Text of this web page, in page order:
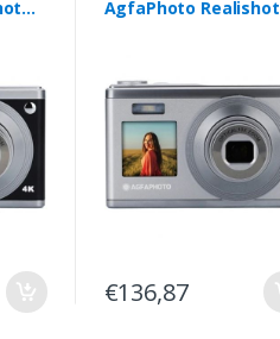
AgfaPhoto Realishot
€136,87